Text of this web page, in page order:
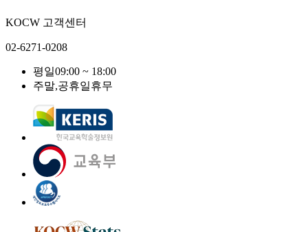
KOCW 고객센터
02-6271-0208
평일09:00 ~ 18:00
주말,공휴일휴무